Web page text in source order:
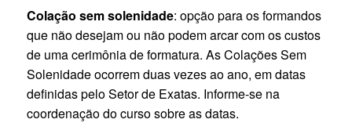
Colação sem solenidade: opção para os formandos
que não desejam ou não podem arcar com os custos
de uma cerimônia de formatura. As Colações Sem
Solenidade ocorrem duas vezes ao ano, em datas
definidas pelo Setor de Exatas. Informe-se na
coordenação do curso sobre as datas.